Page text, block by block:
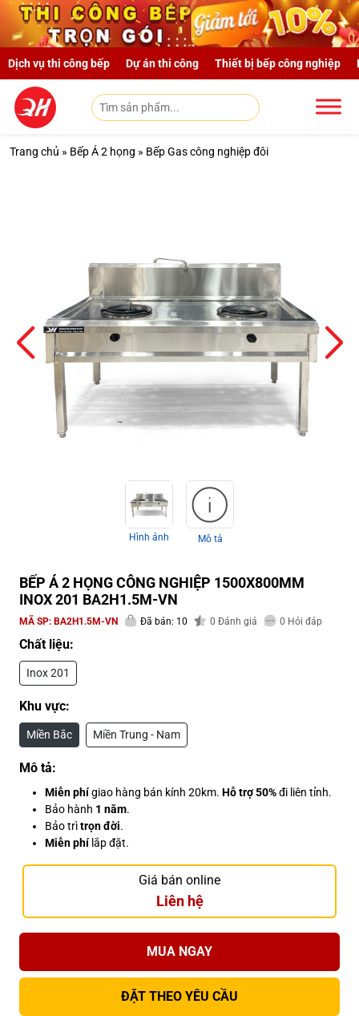
Skip to main content
Dịch vụ thi công bếp Dự án thi công Thiết bị bếp công nghiệp
Trang chủ » Bếp Á 2 họng » Bếp Gas công nghiệp đôi
Hình ảnh Mô tả
BẾP Á 2 HỌNG CÔNG NGHIỆP 1500X800MM
INOX 201 BA2H1.5M-VN
MÃ SP: BA2H1.5M-VN Đã bán: 10 0 Đánh giá 0 Hỏi đáp
Chất liệu:
Inox 201
Khu vực:
Miền Bắc Miền Trung - Nam
Mô tả:
Miễn phígiao hàng bán kính 20km. Hỗ trợ 50%đi liên tỉnh.
Bảo hành 1 năm.
Bảo trìtrọn đời.
Miễn phílắp đặt.
Giá bán online
Liên hệ
MUA NGAY
ĐẶT THEO YÊU CẦU